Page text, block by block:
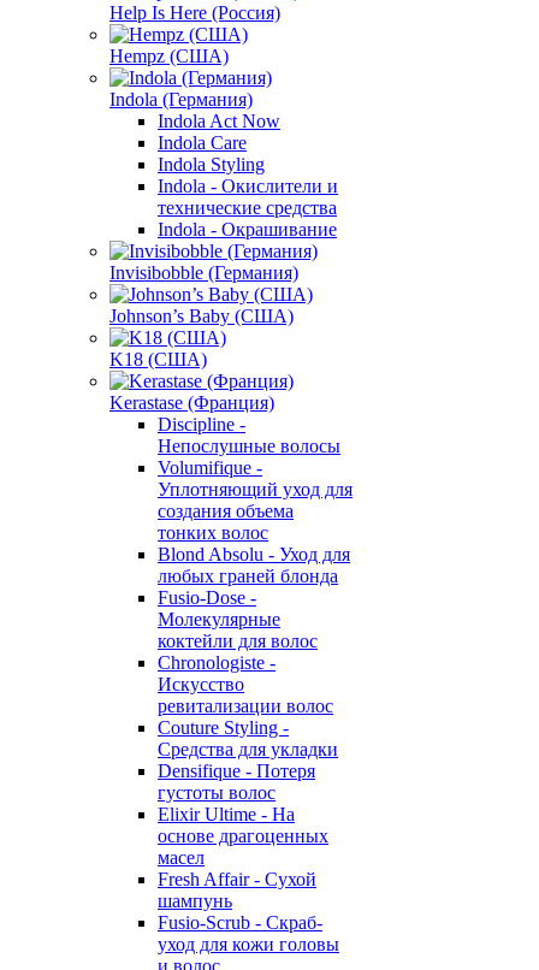
Help Is Here (Россия)
Hempz (США)
Indola (Германия)
Indola Act Now
Indola Care
Indola Styling
Indola - Окислители и
технические средства
Indola - Окрашивание
Invisibobble (Германия)
Johnson’s Baby (США)
K18 (США)
Kerastase (Франция)
Discipline -
Непослушные волосы
Volumifique -
Уплотняющий уход для
создания объема
тонких волос
Blond Absolu - Уход для
любых граней блонда
Fusio-Dose -
Молекулярные
коктейли для волос
Chronologiste -
Искусство
ревитализации волос
Couture Styling -
Средства для укладки
Densifique - Потеря
густоты волос
Elixir Ultime - На
основе драгоценных
масел
Fresh Affair - Сухой
шампунь
Fusio-Scrub - Скраб-
уход для кожи головы
и волос